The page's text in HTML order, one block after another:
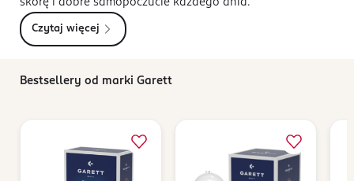
skórę i dobre samopoczucie każdego dnia.
Czytaj więcej
Bestsellery od marki Garett